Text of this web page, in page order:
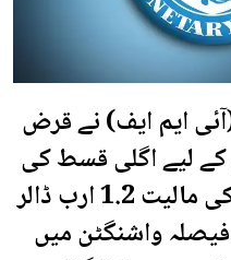
(آئی ایم ایف) نے قرض
کے لیے اگلی قسط کی
منظوری دے دی ہے، جس کی مالیت 1.2 ارب ڈالر
واشنگٹن میں